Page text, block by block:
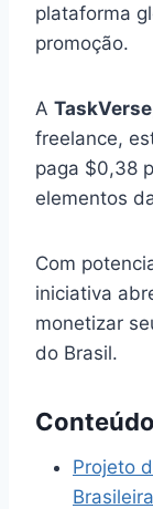
plataforma
promoção.
A TaskVerse
freelance,
paga $0,38
elementos
Com
iniciativa
monetizar
do Brasil.
Projeto
Brasileira